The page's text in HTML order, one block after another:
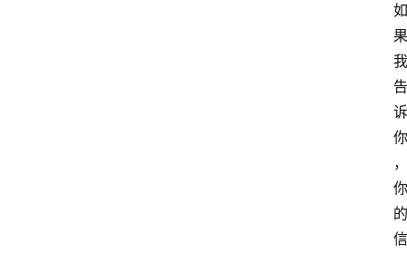
如
果
我
告
诉
你
，
你
的
信